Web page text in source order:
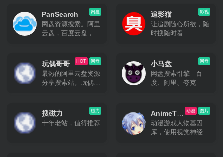
网盘
PanSearch
网盘资源搜索。阿里
云盘，百度云盘，夸
影视
追影猫
让追剧随心所欲，随
时搜随时看
网盘
HOT
玩偶哥哥
最热的阿里云盘资源
分享搜索站。玩偶哥
网盘
小马盘
网盘搜索引擎 - 百
度、阿里、夸克
磁力
搜磁力
十年老站，值得推荐
图片
动漫
AnimeTra
ce
动漫游戏人物基因
库，使用视觉神经网